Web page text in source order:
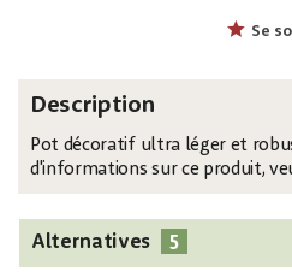
Se
Description
Pot décoratif ultra léger et
d'informations sur ce produit,
Alternatives 5